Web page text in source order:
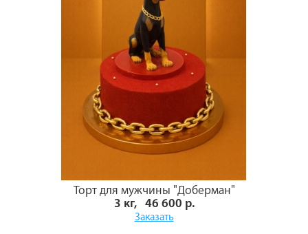
Торт для мужчины "Доберман"
3 кг, 46 600 р.
Заказать